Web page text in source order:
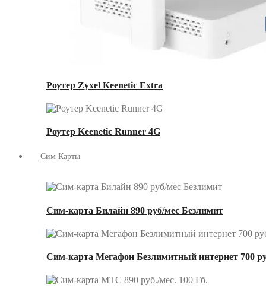
Роутер Zyxel Keenetic Extra
Роутер Keenetic Runner 4G
Сим Карты
Сим-карта Билайн 890 руб/мес Безлимит
Сим-карта Мегафон Безлимитный интернет 700